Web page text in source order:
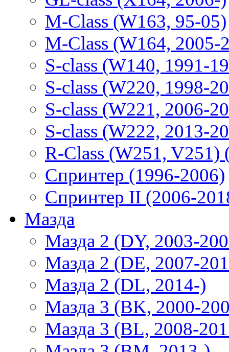
M-Class (W163, 95-05)
M-Class (W164, 2005-
S-class (W140, 1991-
S-class (W220, 1998-
S-class (W221, 2006-
S-class (W222, 2013-
R-Class (W251, V251)
Спринтер (1996-2006)
Спринтер II (2006-
Мазда
Мазда 2 (DY, 2003-
Мазда 2 (DE, 2007-
Мазда 2 (DL, 2014-)
Мазда 3 (BK, 2000-
Мазда 3 (BL, 2008-